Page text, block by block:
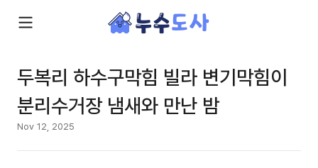
두복리 하수구막힘 빌라 변기막힘이
분리수거장 냄새와 만난 밤
Nov 12, 2025